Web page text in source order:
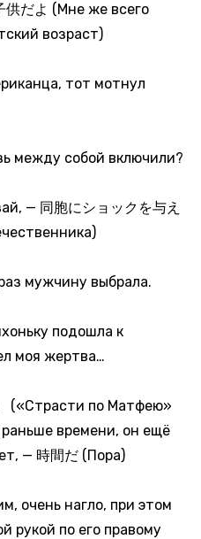
供だよ (Мне же всего
возраст)
тот мотнул
между собой включили?
— 同胞にショックを与え
мужчину выбрала.
подошла к
моя жертва…
(«Страсти по Матфею»
времени, он ещё
— 時間だ (Пора)
очень нагло, при этом
рукой по его правому